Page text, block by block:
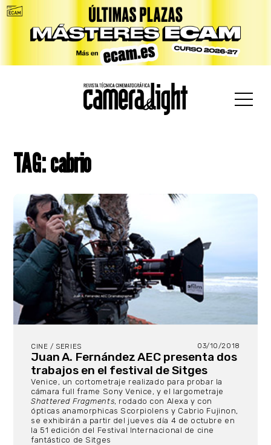
TAG: cabrio
CINE / SERIES 03/10/2018
Juan A. Fernández AEC presenta dos
trabajos en el festival de Sitges
Venice, un cortometraje realizado para probar la
cámara full frame Sony Venice, y el largometraje
Shattered Fragments, rodado con Alexa y con
ópticas anamorphicas Scorpiolens y Cabrio Fujinon,
se exhibirán a partir del jueves día 4 de octubre en
la 51 edición del Festival Internacional de cine
fantástico de Sitges